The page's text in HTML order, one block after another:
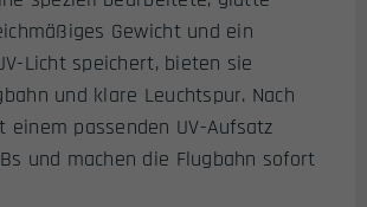
Gewicht und ein
Licht speichert, bieten sie
und klare Leuchtspur. Nach
einem passenden UV-Aufsatz
und machen die Flugbahn sofort